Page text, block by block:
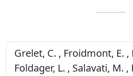
Grelet, C. , Froidmont, E.
Foldager, L. , Salavati, M.